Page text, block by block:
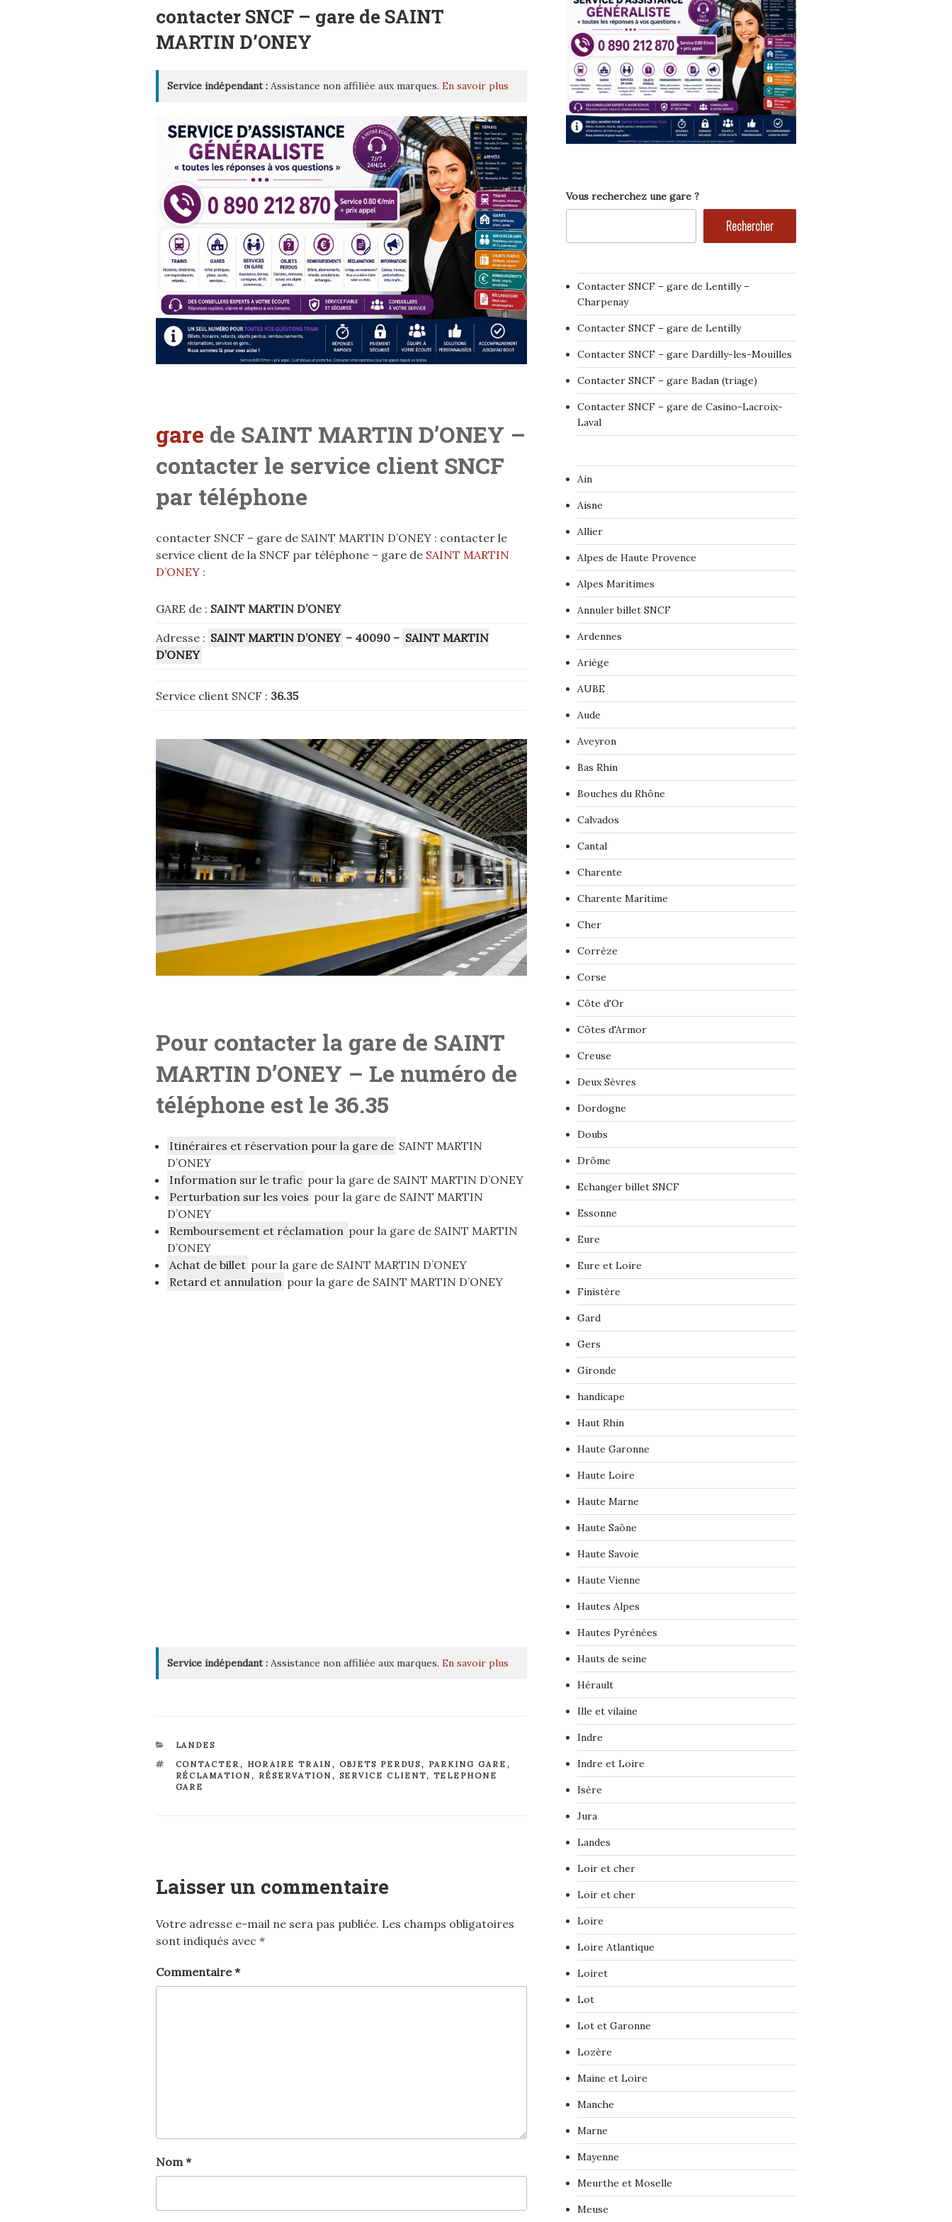
contacter SNCF – gare de SAINT
MARTIN D’ONEY
Service indépendant : Assistance non affiliée aux marques. En savoir plus
gare de SAINT MARTIN D’ONEY –
contacter le service client SNCF
par téléphone
contacter SNCF – gare de SAINT MARTIN D’ONEY : contacter le
service client de la SNCF par téléphone – gare de SAINT MARTIN
D’ONEY :
GARE de : SAINT MARTIN D’ONEY
Adresse : SAINT MARTIN D’ONEY – 40090 – SAINT MARTIN
D’ONEY
Service client SNCF : 36.35
Pour contacter la gare de SAINT
MARTIN D’ONEY – Le numéro de
téléphone est le 36.35
Itinéraires et réservation pour la gare de SAINT MARTIN
D’ONEY
Information sur le trafic pour la gare de SAINT MARTIN D’ONEY
Perturbation sur les voies pour la gare de SAINT MARTIN
D’ONEY
Remboursement et réclamation pour la gare de SAINT MARTIN
D’ONEY
Achat de billet pour la gare de SAINT MARTIN D’ONEY
Retard et annulation pour la gare de SAINT MARTIN D’ONEY
Service indépendant : Assistance non affiliée aux marques. En savoir plus
CATÉGORIES
LANDES
ÉTIQUETTES
CONTACTER, HORAIRE TRAIN , OBJETS PERDUS, PARKING GARE ,
RÉCLAMATION , RÉSERVATION , SERVICE CLIENT, TELEPHONE
GARE
Laisser un commentaire
Votre adresse e-mail ne sera pas publiée. Les champs obligatoires
sont indiqués avec *
Commentaire*
Nom*
Vous recherchez une gare ?
Rechercher
Contacter SNCF – gare de Lentilly –
Charpenay
Contacter SNCF – gare de Lentilly
Contacter SNCF – gare Dardilly-les-Mouilles
Contacter SNCF – gare Badan (triage)
Contacter SNCF – gare de Casino-Lacroix-
Laval
Ain
Aisne
Allier
Alpes de Haute Provence
Alpes Maritimes
Annuler billet SNCF
Ardennes
Ariège
AUBE
Aude
Aveyron
Bas Rhin
Bouches du Rhône
Calvados
Cantal
Charente
Charente Maritime
Cher
Corrèze
Corse
Côte d'Or
Côtes d'Armor
Creuse
Deux Sèvres
Dordogne
Doubs
Drôme
Echanger billet SNCF
Essonne
Eure
Eure et Loire
Finistère
Gard
Gers
Gironde
handicape
Haut Rhin
Haute Garonne
Haute Loire
Haute Marne
Haute Saône
Haute Savoie
Haute Vienne
Hautes Alpes
Hautes Pyrénées
Hauts de seine
Hérault
Ille et vilaine
Indre
Indre et Loire
Isère
Jura
Landes
Loir et cher
Loir et cher
Loire
Loire Atlantique
Loiret
Lot
Lot et Garonne
Lozère
Maine et Loire
Manche
Marne
Mayenne
Meurthe et Moselle
Meuse